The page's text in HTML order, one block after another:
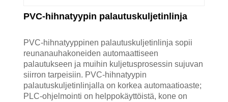
PVC-hihnatyypin palautuskuljetinlinja
PVC-hihnatyyppinen palautuskuljetinlinja sopii
reunanauhakoneiden automaattiseen
palautukseen ja muihin kuljetusprosessin sujuvan
siirron tarpeisiin. PVC-hihnatyypin
palautuskuljetinlinjalla on korkea automaatioaste;
PLC-ohjelmointi on helppokäyttöistä, kone on